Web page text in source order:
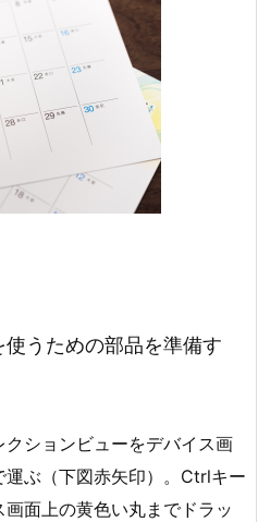
うための部品を準備す
ションビューをデバイス画
ぶ（下図赤矢印）。Ctrlキー
面上の黄色い丸までドラッ